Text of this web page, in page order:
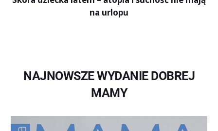
na urlopu
NAJNOWSZE WYDANIE DOBREJ
MAMY